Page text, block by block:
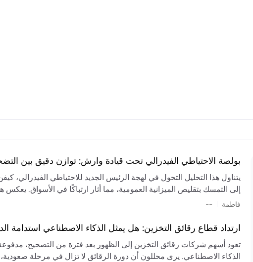
بولصة الاحتياطي الفيدرالي تحت قيادة وارش: توازن دقيق بين
يتناول هذا التحليل التحول في لهجة الرئيس الجديد للاحتياطي الفيدرالي،
إلى التمسك بتقليص الميزانية العمومية، مما أثار ارتباكًا في الأسواق. يعكس
المستمر، والعجز المالي الكبير، والتوترات الجيوسياسية في الشرق
وتجنب التدابير الاستفزازية التي قد تزعزع استقرار السوق.
فاطمة --
ارتداد قطاع رقائق التخزين: هل يمثل الذكاء الاصطناعي استدامة
تعود أسهم شركات رقائق التخزين إلى الظهور بعد فترة من التصحيح،
الذكاء الاصطناعي. يرى محللون أن دورة الرقائق لا تزال في مرحلة صعودية،